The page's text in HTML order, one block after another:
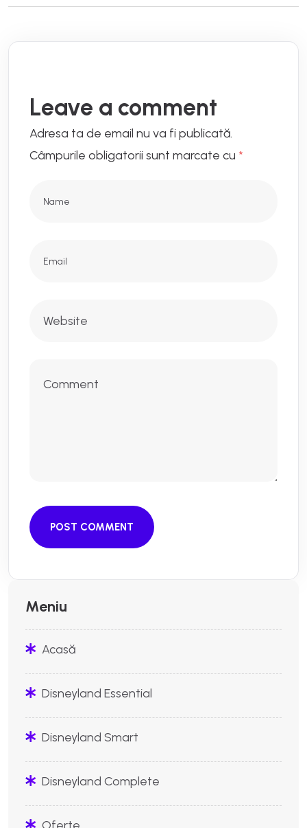
Leave a comment
Adresa ta de email nu va fi publicată.
Câmpurile obligatorii sunt marcate cu *
POST COMMENT
Meniu
Acasă
Disneyland Essential
Disneyland Smart
Disneyland Complete